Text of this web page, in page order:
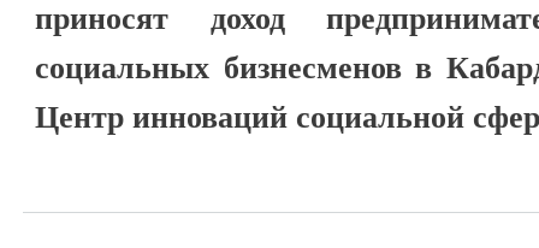
приносят доход
социальных бизнесменов в
Центр инноваций социальной